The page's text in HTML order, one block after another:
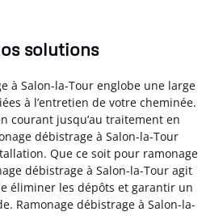
solutions
à Salon-la-Tour englobe une large
à l’entretien de votre cheminée.
courant jusqu’au traitement en
débistrage à Salon-la-Tour
Que ce soit pour ramonage
débistrage à Salon-la-Tour agit
éliminer les dépôts et garantir un
Ramonage débistrage à Salon-la-